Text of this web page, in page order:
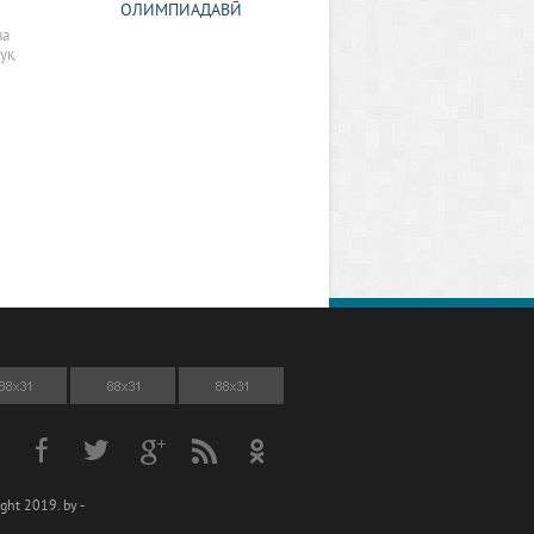
ОЛИМПИАДАВӢ
2019. by -